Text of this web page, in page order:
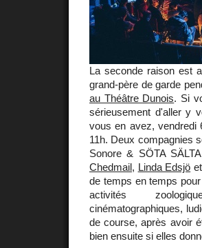
La seconde raison est
grand-père de garde
au Théâtre Dunois. Si
sérieusement d'aller y
vous en avez, vendredi
11h. Deux compagnies
Sonore & SÖTA
Chedmail, Linda Edsjö et
de temps en temps
activités
cinématographiques,
de course, après avoir
bien ensuite si elles